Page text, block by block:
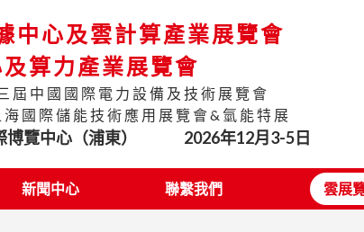
中心及雲計算產業展覽會
算力產業展覽會
屆中國國際電力設備及技術展覽會
國際儲能技術應用展覽會&氫能特展
博覽中心（浦東） 2026年12月3-5日
新聞中心 聯繫我們 雲展